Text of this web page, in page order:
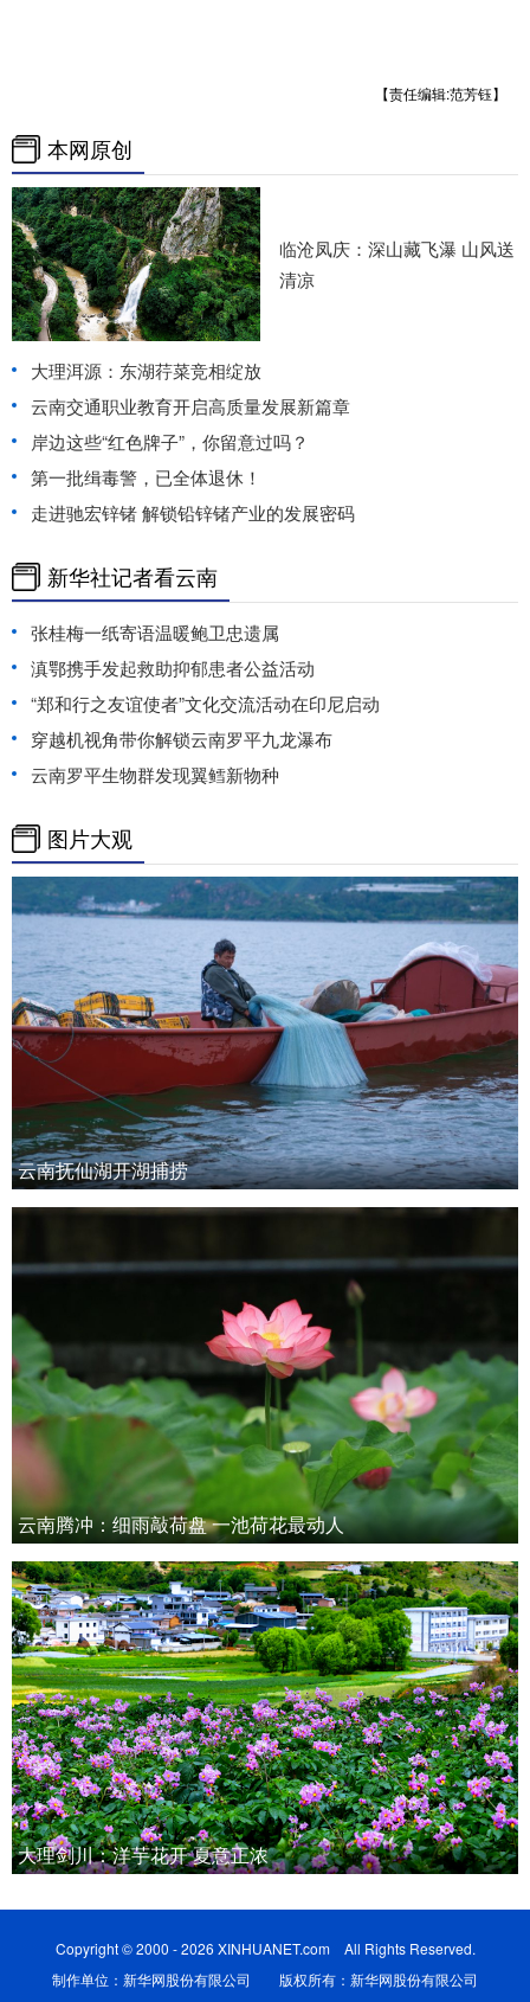
【责任编辑:范芳钰】
本网原创
临沧凤庆：深山藏飞瀑 山风送
清凉
大理洱源：东湖荇菜竞相绽放
云南交通职业教育开启高质量发展新篇章
岸边这些“红色牌子”，你留意过吗？
第一批缉毒警，已全体退休！
走进驰宏锌锗 解锁铅锌锗产业的发展密码
新华社记者看云南
张桂梅一纸寄语温暖鲍卫忠遗属
滇鄂携手发起救助抑郁患者公益活动
“郑和行之友谊使者”文化交流活动在印尼启动
穿越机视角带你解锁云南罗平九龙瀑布
云南罗平生物群发现翼鳕新物种
图片大观
云南抚仙湖开湖捕捞
云南腾冲：细雨敲荷盘 一池荷花最动人
大理剑川：洋芋花开 夏意正浓
Copyright © 2000 - 2026 XINHUANET.com All Rights Reserved.
制作单位：新华网股份有限公司 版权所有：新华网股份有限公司